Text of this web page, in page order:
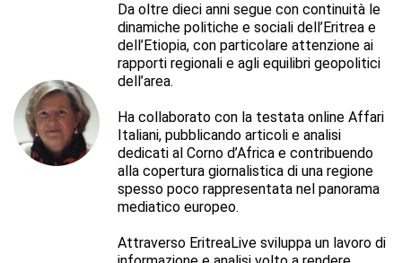
Da oltre dieci anni segue con continuità le
dinamiche politiche e sociali dell’Eritrea e
dell’Etiopia, con particolare attenzione ai
rapporti regionali e agli equilibri geopolitici
dell’area.
Ha collaborato con la testata online Affari
Italiani, pubblicando articoli e analisi
dedicati al Corno d’Africa e contribuendo
alla copertura giornalistica di una regione
spesso poco rappresentata nel panorama
mediatico europeo.
Attraverso EritreaLive sviluppa un lavoro di